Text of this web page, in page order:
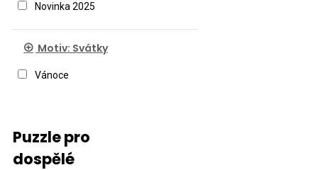
Novinka 2025
Motiv: Svátky
Vánoce
Puzzle pro
dospělé